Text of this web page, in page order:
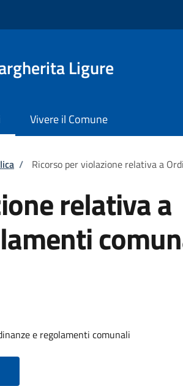
Ligure
Vivere il Comune
/ Ricorso per violazione relativa a
relativa a
e regolamenti comunali